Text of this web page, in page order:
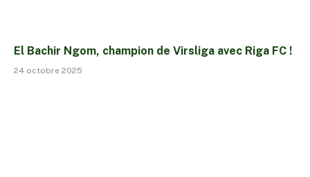
El Bachir Ngom, champion de Virsliga avec Riga FC !
24 octobre 2025